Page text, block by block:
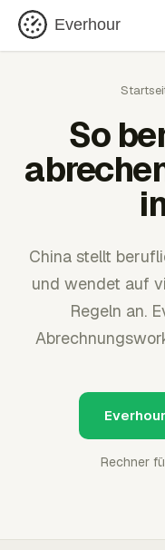
Everhour
So
China stellt
und wendet auf
Regeln an.
Rechner